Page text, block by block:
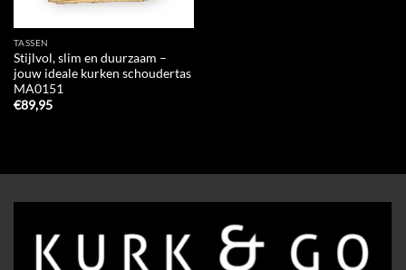
TASSEN
Stijlvol, slim en duurzaam –
jouw ideale kurken schoudertas
MA0151
€89,95